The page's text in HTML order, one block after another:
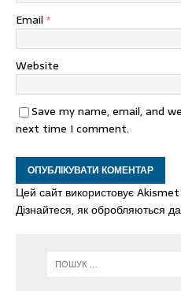
Email *
Website
Save my name, email, and
next time I comment.
Цей сайт використовує
Дізнайтеся, як обробляються